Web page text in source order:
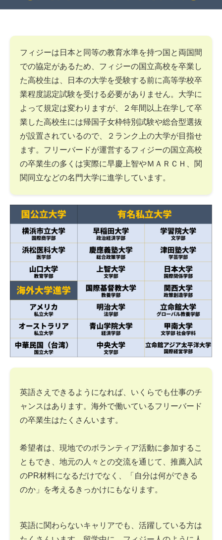
フィジーは日本と同等の教育水準を持つ国と両国間
での協定があるため、フィジーの国立高校を卒業し
た高校生は、日本の大学を受験する前に高等学校卒
業程度認定試験を受ける必要がありません。大学に
よって規定は変わりますが、２年間以上在学して卒
業した高校生には帰国子女枠特別試験や総合型選抜
が設置されているので、２ランク上の大学が目指せ
ます。フリーバードが運営するフィジーの国立高校
の卒業生の多くは実際に早慶上智やＭＡＲＣＨ、関
関同立などの名門大学に進学しています。
英語さえできるようになれば、いくらでも仕事のチ
ャンスはあります。海外で働いているフリーバード
の卒業生はたくさんいます。
希望者は、現地でのボランティア活動に参加するこ
ともでき、地元の人々との交流を通じて、推薦入試
のPR材料になるだけでなく、「自分は何ができる
のか」を考えるきっかけにもなります。
英語に関わらないキャリアでも、活躍している方は